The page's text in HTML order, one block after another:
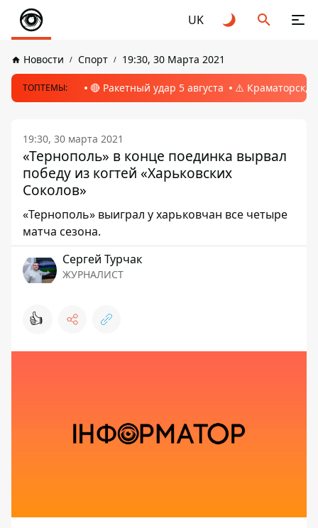
UK
Новости Спорт 19:30, 30 Марта 2021
ТОПТЕМЫ: 🔴 Ракетный удар 5 августа ⚠️ Краматорск,
19:30, 30 марта 2021
«Тернополь» в конце поединка вырвал
победу из когтей «Харьковских
Соколов»
«Тернополь» выиграл у харьковчан все четыре
матча сезона.
Сергей Турчак
ЖУРНАЛИСТ
👍